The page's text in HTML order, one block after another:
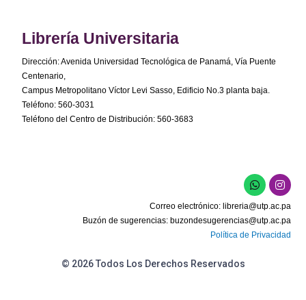
Librería Universitaria
Dirección: Avenida Universidad Tecnológica de Panamá, Vía Puente
Centenario,
Campus Metropolitano Víctor Levi Sasso, Edificio No.3 planta baja.
Teléfono: 560-3031
Teléfono del Centro de Distribución: 560-3683
Correo electrónico: libreria@utp.ac.pa
Buzón de sugerencias: buzondesugerencias@utp.ac.pa
Política de Privacidad
© 2026 Todos Los Derechos Reservados